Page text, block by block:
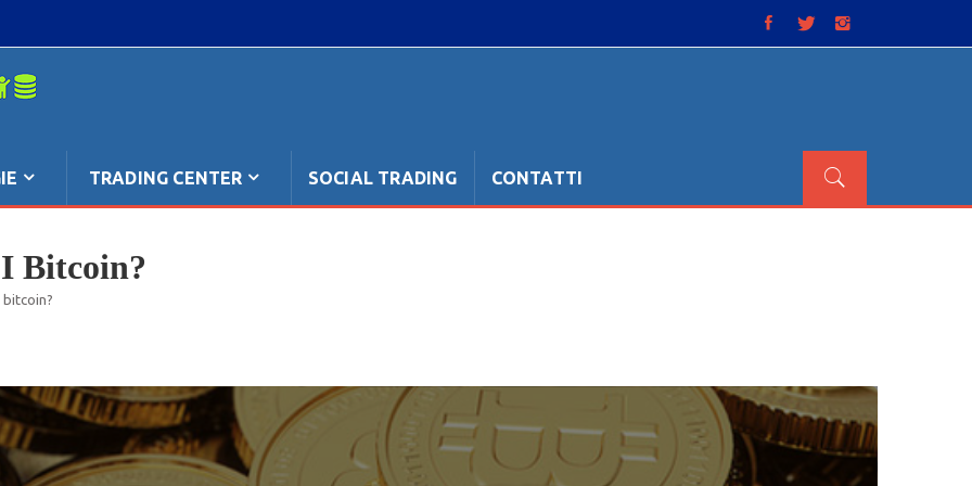
TRADING CENTER SOCIAL TRADING CONTATTI
Bitcoin?
bitcoin?